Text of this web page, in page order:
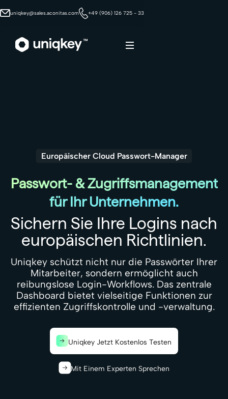
uniqkey@sales.aconitas.com +49 (906) 126 725 - 33
Europäischer Cloud Passwort-Manager
Passwort- & Zugriffsmanagement
für Ihr Unternehmen.
Sichern Sie Ihre Logins nach
europäischen Richtlinien.
Uniqkey schützt nicht nur die Passwörter Ihrer
Mitarbeiter, sondern ermöglicht auch
reibungslose Login-Workflows. Das zentrale
Dashboard bietet vielseitige Funktionen zur
effizienten Zugriffskontrolle und -verwaltung.
Uniqkey Jetzt Kostenlos Testen
Mit Einem Experten Sprechen